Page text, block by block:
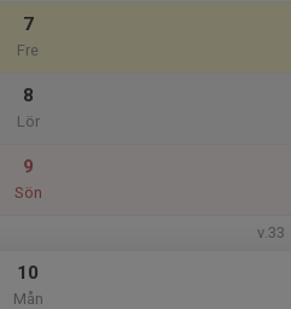
7
Fre
8
Lör
9
Sön
v.33
10
Mån